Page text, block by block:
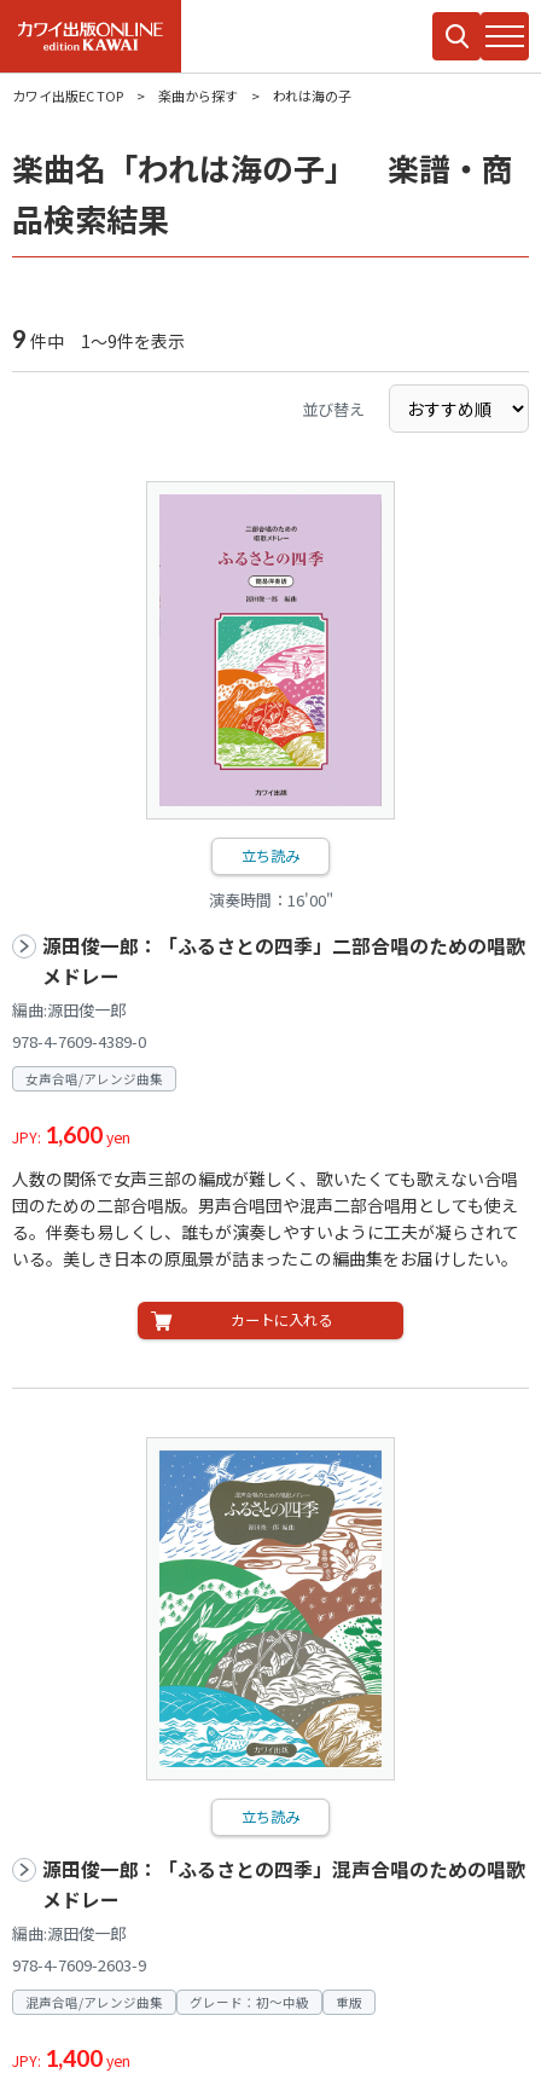
カワイ出版EC TOP 楽曲から探す われは海の子
楽曲名「われは海の子」 楽譜・商
品検索結果
9 件中 1～9件を表示
並び替え
立ち読み
演奏時間：16'00"
源田俊一郎：「ふるさとの四季」二部合唱のための唱歌
メドレー
編曲:源田俊一郎
978-4-7609-4389-0
女声合唱/アレンジ曲集
JPY: 1,600yen
人数の関係で女声三部の編成が難しく、歌いたくても歌えない合唱
団のための二部合唱版。男声合唱団や混声二部合唱用としても使え
る。伴奏も易しくし、誰もが演奏しやすいように工夫が凝らされて
いる。美しき日本の原風景が詰まったこの編曲集をお届けしたい。
カートに入れる
立ち読み
源田俊一郎：「ふるさとの四季」混声合唱のための唱歌
メドレー
編曲:源田俊一郎
978-4-7609-2603-9
混声合唱/アレンジ曲集 グレード：初～中級 重版
JPY: 1,400yen